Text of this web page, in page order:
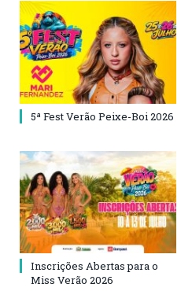
5ª Fest Verão Peixe-Boi 2026
Inscrições Abertas para o
Miss Verão 2026